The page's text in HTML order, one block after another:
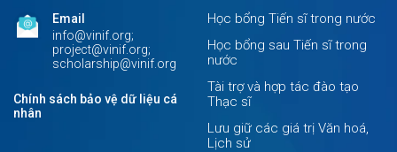
Email
info@vinif.org;
project@vinif.org;
scholarship@vinif.org
Chính sách bảo vệ dữ liệu cá
nhân
Học bổng Tiến sĩ trong nước
Học bổng sau Tiến sĩ trong
nước
Tài trợ và hợp tác đào tạo
Thạc sĩ
Lưu giữ các giá trị Văn hoá,
Lịch sử